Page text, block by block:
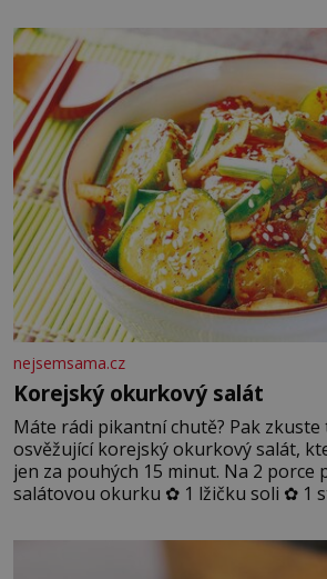
nejsemsama.cz
Korejský okurkový salát
Máte rádi pikantní chutě? Pak
osvěžující korejský okurkový salát,
jen za pouhých 15 minut. Na 2 porce
salátovou okurku ✿ 1 lžičku soli ✿ 1
sezamového oleje ✿ 1 lžičku chilli ✿
jarní cibulku ✿ 1 lžíci sezamových